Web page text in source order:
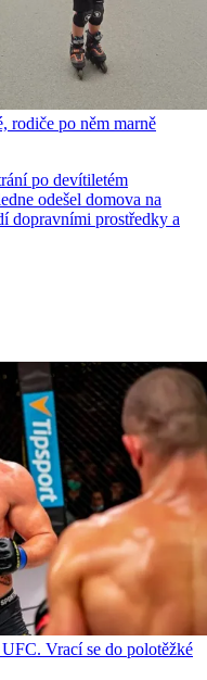
rodiče po něm marně
po devítiletém
odešel domova na
dopravními prostředky a
Vrací se do polotěžké